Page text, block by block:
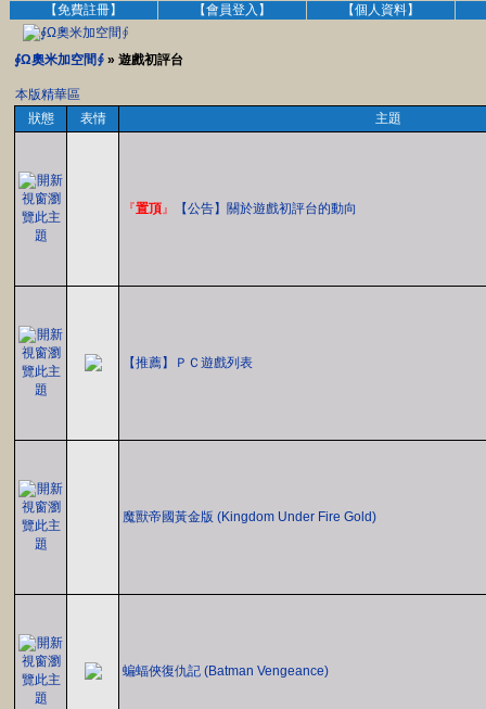
【免費註冊】 【會員登入】 【個人資料】
∮Ω奧米加空間∮ » 遊戲初評台
本版精華區
狀態
表情 主題
『置頂』 【公告】關於遊戲初評台的動向
【推薦】ＰＣ遊戲列表
魔獸帝國黃金版 (Kingdom Under Fire Gold)
蝙蝠俠復仇記 (Batman Vengeance)